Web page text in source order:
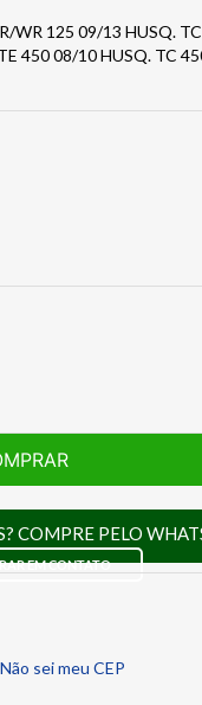
WR 125 09/13 HUSQ.
450 08/10 HUSQ. TC
COMPRE PELO
EM CONTATO
Não sei meu CEP